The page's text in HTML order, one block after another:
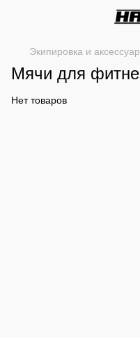
Экипировка и
Мячи для
Нет товаров